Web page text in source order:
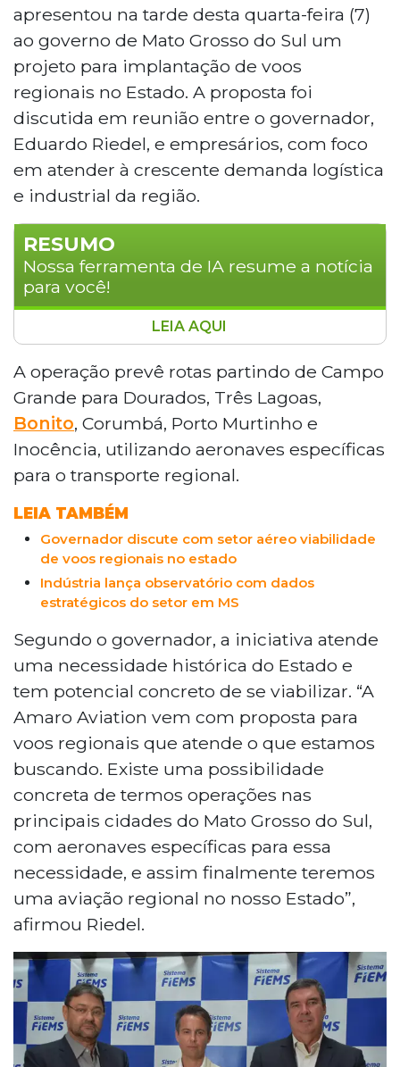
apresentou na tarde desta quarta-feira (7)
ao governo de Mato Grosso do Sul um
projeto para implantação de voos
regionais no Estado. A proposta foi
discutida em reunião entre o governador,
Eduardo Riedel, e empresários, com foco
em atender à crescente demanda logística
e industrial da região.
RESUMO
Nossa ferramenta de IA resume a notícia
para você!
A Amaro Aviation apresentou ao governo
de Mato Grosso do Sul um projeto de
voos regionais. A proposta visa atender a
demanda logística e industrial, com rotas
partindo de Campo Grande para cidades
como Dourados, Três Lagoas e Bonito. O
governador Eduardo Riedel afirmou que
histórica do estado. A empresa, fundada
por Marcos Amaro, filho do fundador da
TAM, atua nos setores de táxi-aéreo e
compartilhamento de aeronaves. O
projeto foi discutido com o governador e
que destacou a importância da iniciativa
para o desenvolvimento econômico. As
negociações começaram em janeiro, na
Suíça, e a expectativa é de que o projeto
avance com apoio público e privado.
LEIA AQUI
A operação prevê rotas partindo de Campo
Grande para Dourados, Três Lagoas,
Bonito, Corumbá, Porto Murtinho e
Inocência, utilizando aeronaves específicas
para o transporte regional.
LEIA TAMBÉM
Governador discute com setor aéreo viabilidade
de voos regionais no estado
Indústria lança observatório com dados
estratégicos do setor em MS
Segundo o governador, a iniciativa atende
uma necessidade histórica do Estado e
tem potencial concreto de se viabilizar. “A
Amaro Aviation vem com proposta para
voos regionais que atende o que estamos
buscando. Existe uma possibilidade
concreta de termos operações nas
principais cidades do Mato Grosso do Sul,
com aeronaves específicas para essa
necessidade, e assim finalmente teremos
uma aviação regional no nosso Estado”,
afirmou Riedel.